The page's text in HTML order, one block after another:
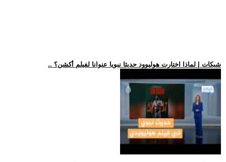
.. شبكات | لماذا اختارت هوليوود حديثا نبويا عنوانا لفيلم أكشن؟